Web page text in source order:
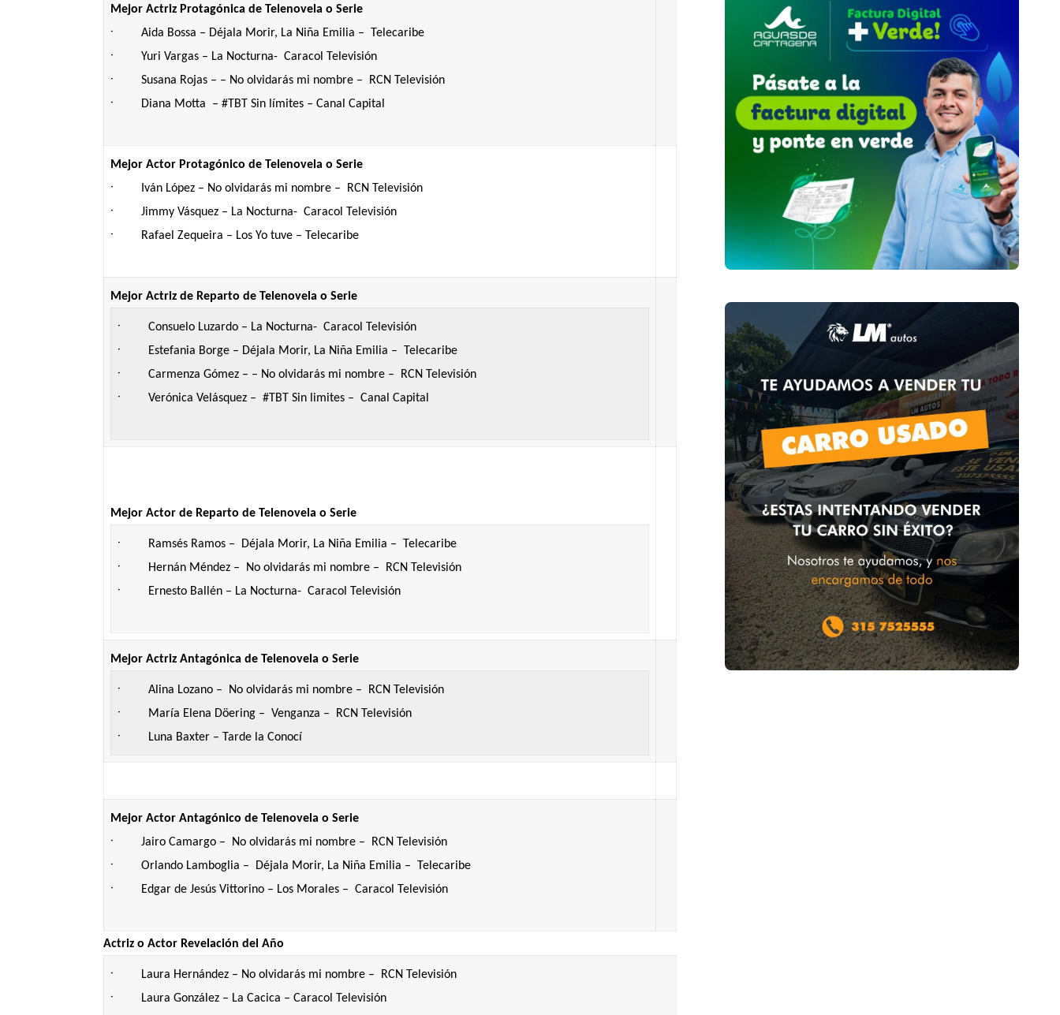
Mejor Actriz Protagónica de Telenovela o Serie
· Aida Bossa – Déjala Morir, La Niña Emilia – Telecaribe
· Yuri Vargas – La Nocturna- Caracol Televisión
· Susana Rojas – – No olvidarás mi nombre – RCN Televisión
· Diana Motta – #TBT Sin límites – Canal Capital
Mejor Actor Protagónico de Telenovela o Serie
· Iván López – No olvidarás mi nombre – RCN Televisión
· Jimmy Vásquez – La Nocturna- Caracol Televisión
· Rafael Zequeira – Los Yo tuve – Telecaribe
Mejor Actriz de Reparto de Telenovela o Serie
· Consuelo Luzardo – La Nocturna- Caracol Televisión
· Estefania Borge – Déjala Morir, La Niña Emilia – Telecaribe
· Carmenza Gómez – – No olvidarás mi nombre – RCN Televisión
· Verónica Velásquez – #TBT Sin limites – Canal Capital
Mejor Actor de Reparto de Telenovela o Serie
· Ramsés Ramos – Déjala Morir, La Niña Emilia – Telecaribe
· Hernán Méndez – No olvidarás mi nombre – RCN Televisión
· Ernesto Ballén – La Nocturna- Caracol Televisión
Mejor Actriz Antagónica de Telenovela o Serie
· Alina Lozano – No olvidarás mi nombre – RCN Televisión
· María Elena Döering – Venganza – RCN Televisión
· Luna Baxter – Tarde la Conocí
Mejor Actor Antagónico de Telenovela o Serie
· Jairo Camargo – No olvidarás mi nombre – RCN Televisión
· Orlando Lamboglia – Déjala Morir, La Niña Emilia – Telecaribe
· Edgar de Jesús Vittorino – Los Morales – Caracol Televisión
Actriz o Actor Revelación del Año
· Laura Hernández – No olvidarás mi nombre – RCN Televisión
· Laura González – La Cacica – Caracol Televisión